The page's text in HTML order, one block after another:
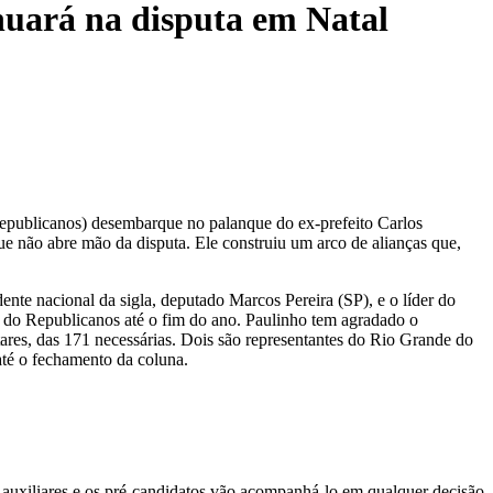
na disputa em Natal
desembarque no palanque do ex-prefeito Carlos
abre mão da disputa. Ele construiu um arco de alianças que,
nacional da sigla, deputado Marcos Pereira (SP), e o líder do
Republicanos até o fim do ano. Paulinho tem agradado o
das 171 necessárias. Dois são representantes do Rio Grande do
o fechamento da coluna.